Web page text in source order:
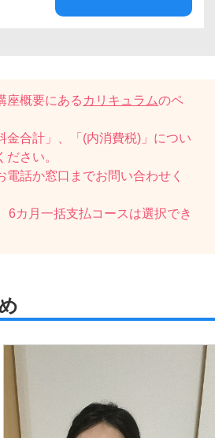
座概要にある カリキュラムのペ
金合計」、「(内消費税)」につい
さい。
電話か窓口までお問い合わせく
6カ月一括支払コースは選択でき